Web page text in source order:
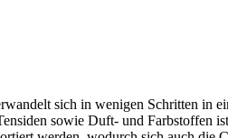
sich in wenigen Schritten in
sowie Duft- und Farbstoffen